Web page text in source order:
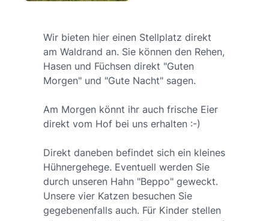
Wir bieten hier einen Stellplatz direkt
am Waldrand an. Sie können den Rehen,
Hasen und Füchsen direkt "Guten
Morgen" und "Gute Nacht" sagen.
Am Morgen könnt ihr auch frische Eier
direkt vom Hof bei uns erhalten :-)
Direkt daneben befindet sich ein kleines
Hühnergehege. Eventuell werden Sie
durch unseren Hahn "Beppo" geweckt.
Unsere vier Katzen besuchen Sie
gegebenenfalls auch. Für Kinder stellen